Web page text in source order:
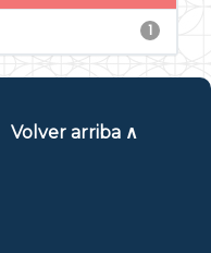
1
Volver arriba ∧